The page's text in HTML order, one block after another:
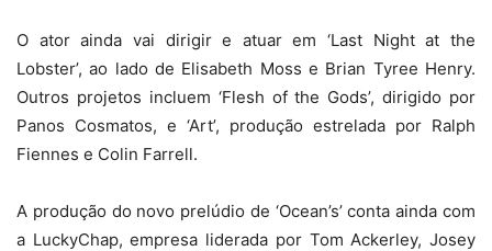
O ator ainda vai dirigir e atuar em ‘Last Night at the
Lobster’, ao lado de Elisabeth Moss e Brian Tyree Henry.
Outros projetos incluem ‘Flesh of the Gods’, dirigido por
Panos Cosmatos, e ‘Art’, produção estrelada por Ralph
Fiennes e Colin Farrell.
A produção do novo prelúdio de ‘Ocean’s’ conta ainda com
a LuckyChap, empresa liderada por Tom Ackerley, Josey